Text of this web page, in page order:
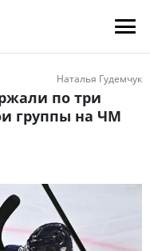
Наталья Гудемчук
по три
группы на ЧМ